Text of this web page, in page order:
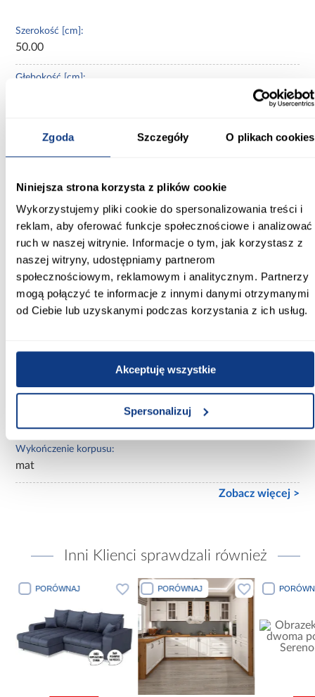
Zgoda Szczegóły O plikach cookies
Niniejsza strona korzysta z plików cookie
Wykorzystujemy pliki cookie do spersonalizowania treści i
reklam, aby oferować funkcje społecznościowe i analizować
ruch w naszej witrynie. Informacje o tym, jak korzystasz z
naszej witryny, udostępniamy partnerom
społecznościowym, reklamowym i analitycznym. Partnerzy
mogą połączyć te informacje z innymi danymi otrzymanymi
od Ciebie lub uzyskanymi podczas korzystania z ich usług.
Akceptuję wszystkie
Spersonalizuj
Szerokość [cm]:
50.00
Głębokość [cm]:
90.00
Aria White
Kolor frontów:
crystal white AFM
Kolor korpusu:
biały
Wybarwienie frontów górnych:
Wybarwienie korpusu:
Wykończenie korpusu:
mat
Zobacz więcej >
Inni Klienci sprawdzali również
PORÓWNAJ PORÓWNAJ